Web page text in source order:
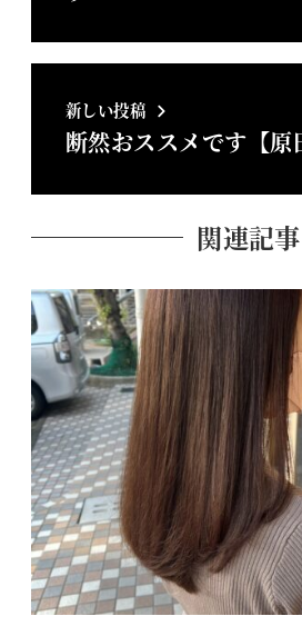
新しい投稿
断然おススメです【原
関連記事